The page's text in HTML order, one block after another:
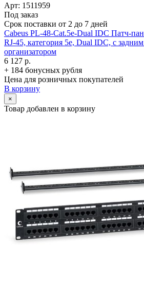
Арт: 1511959
Под заказ
Срок поставки от 2 до 7 дней
Cabeus PL-48-Cat.5e-Dual IDC Патч-
RJ-45, категория 5e, Dual IDC, с
организатором
6 127 р.
+ 184 бонусных рубля
Цена для розничных покупателей
В корзину
×
Товар добавлен в корзину